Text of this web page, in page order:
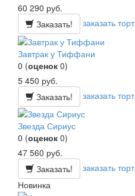
60 290 руб.
Заказать!
заказать торт
Завтрак у Тиффани
0 (оценок 0)
5 450 руб.
Заказать!
заказать торт
Звезда Сириус
0 (оценок 0)
47 560 руб.
Заказать!
заказать торт
Новинка